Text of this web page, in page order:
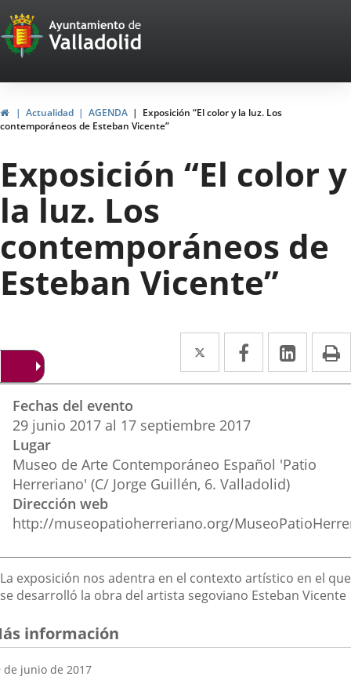
Portal
Web
del
Ayuntamiento
de
Valladolid
InicioActualidad AGENDA
Exposición “El color y la luz. Los
contemporáneos de Esteban Vicente”
Exposición “El color y
la luz. Los
contemporáneos de
Esteban Vicente”
Twitter
Enlace
a
aplicación
externa.
Facebook
Enlace
a
aplicación
externa.
Enlace
a
del
evento
Fechas del evento
29 junio 2017 al 17 septiembre 2017
Lugar
Museo de Arte Contemporáneo Español 'Patio
Herreriano' (C/ Jorge Guillén, 6. Valladolid)
Dirección web
http://museopatioherreriano.org/
Descripción
La exposición nos adentra en el contexto artístico en el que
se desarrolló la obra del artista segoviano Esteban Vicente
información
de junio de 2017